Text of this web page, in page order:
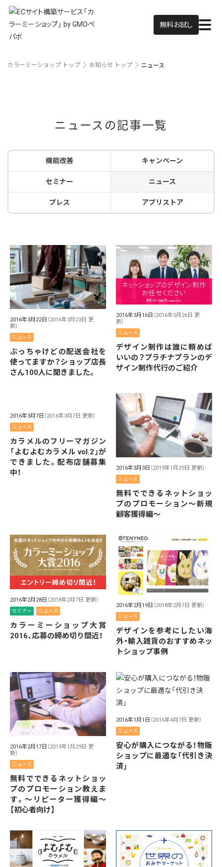
無料お試し
カラーミーショップ トップ お知らせ トップ ニュース
ニュースの記事一覧
機能改善 キャンペーン
セミナー ニュース
プレス アプリストア
2016年3月22日 （2016年3月23日 更
新）
ニュース
ぶっちゃけどの配送会社を
使ってますか？ショップ店長
さん100人に聞きました。
2016年3月16日 （2016年5月26日 更
新）
ニュース
デザイン制作は誰に頼めば
いいの？プラチナプランのデ
ザイン制作代行のご紹介
2016年3月7日 （2016年3月7日 更新）
ニュース
カラメルのフリーマガジン
「よむよむカラメル vol.2」が
できました。配布店舗募集
中！
2016年3月3日 （2019年1月29日 更新）
ニュース
無料でできるネットショッ
プのプロモーション〜新規
顧客獲得編〜
2016年2月28日 （2018年2月7日 更新）
セミナー ニュース
カラーミーショップ大賞
2016、応募の締め切り間近！
2016年2月19日 （2018年2月7日 更新）
ニュース
デザインを参考にしたい海
外・輸入雑貨のおすすめネッ
トショップ事例
2016年2月17日 （2019年1月29日 更
新）
ニュース
無料でできるネットショッ
プのプロモーション教えま
す。〜リピーター獲得編〜
【初心者向け】
2016年1月1日 （2016年4月7日 更新）
ニュース
安心が購入につながる！物販
ショップに最適な「代引き決
済」